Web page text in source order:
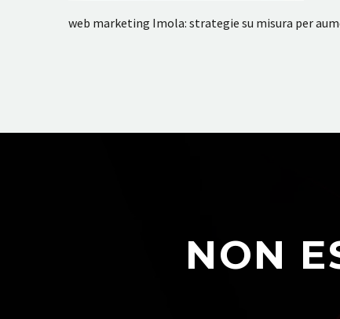
web marketing Imola: strategie su misura per
NON